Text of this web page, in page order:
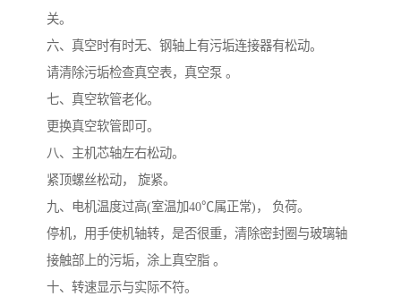
关。
六、真空时有时无、钢轴上有污垢连接器有松动。
请清除污垢检查真空表，真空泵 。
七、真空软管老化。
更换真空软管即可。
八、主机芯轴左右松动。
紧顶螺丝松动， 旋紧。
九、电机温度过高(室温加40℃属正常)， 负荷。
停机，用手使机轴转，是否很重，清除密封圈与玻璃轴
接触部上的污垢，涂上真空脂 。
十、转速显示与实际不符。